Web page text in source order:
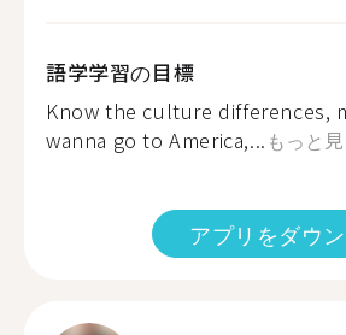
語学学習の目標
Know the culture differences,
wanna go to America,... もっと
アプリをダウ